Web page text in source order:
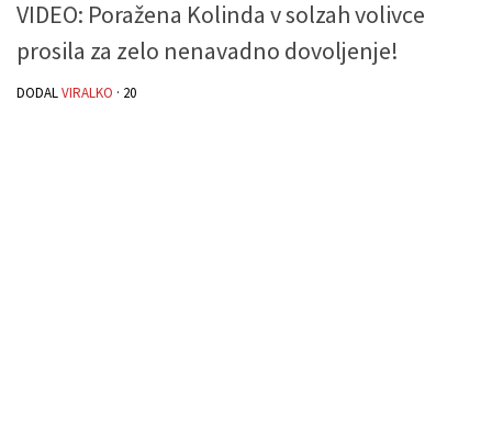
VIDEO: Poražena Kolinda v solzah volivce
prosila za zelo nenavadno dovoljenje!
DODALVIRALKO · 20